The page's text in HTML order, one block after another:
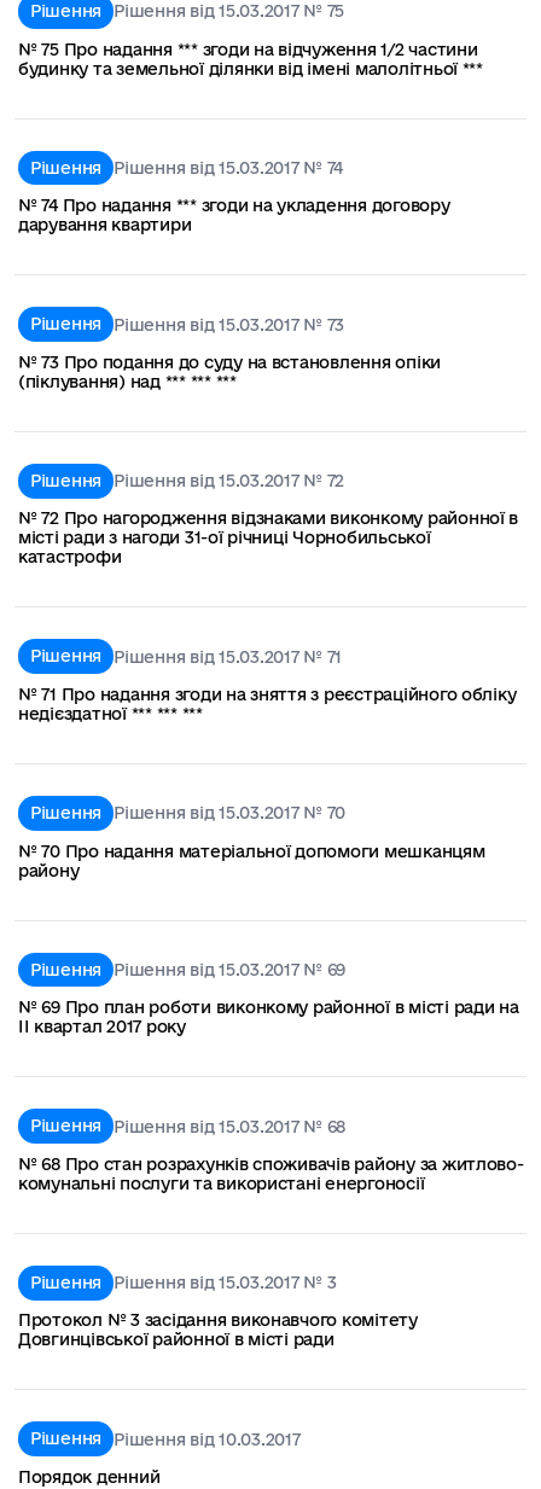
Рішення
Рішення від 15.03.2017 № 75
№ 75 Про надання *** згоди на відчуження 1/2 частини
будинку та земельної ділянки від імені малолітньої ***
Рішення
Рішення від 15.03.2017 № 74
№ 74 Про надання *** згоди на укладення договору
дарування квартири
Рішення
Рішення від 15.03.2017 № 73
№ 73 Про подання до суду на встановлення опіки
(піклування) над *** *** ***
Рішення
Рішення від 15.03.2017 № 72
№ 72 Про нагородження відзнаками виконкому районної в
місті ради з нагоди 31-ої річниці Чорнобильської
катастрофи
Рішення
Рішення від 15.03.2017 № 71
№ 71 Про надання згоди на зняття з реєстраційного обліку
недієздатної *** *** ***
Рішення
Рішення від 15.03.2017 № 70
№ 70 Про надання матеріальної допомоги мешканцям
району
Рішення
Рішення від 15.03.2017 № 69
№ 69 Про план роботи виконкому районної в місті ради на
ІІ квартал 2017 року
Рішення
Рішення від 15.03.2017 № 68
№ 68 Про стан розрахунків споживачів району за житлово-
комунальні послуги та використані енергоносії
Рішення
Рішення від 15.03.2017 № 3
Протокол № 3 засідання виконавчого комітету
Довгинцівської районної в місті ради
Рішення
Рішення від 10.03.2017
Порядок денний